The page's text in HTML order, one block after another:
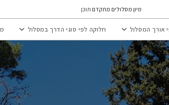
מיון מסלולים מתקדם תוכן
אורך המסלול חלוקה לפי סוגי הדרך במסלול